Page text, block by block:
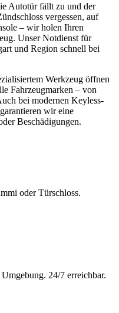
Autotür fällt zu und der
vergessen, auf
– wir holen Ihren
Unser Notdienst für
und Region schnell bei
Werkzeug öffnen
Fahrzeugmarken – von
bei modernen Keyless-
wir eine
Beschädigungen.
oder Türschloss.
24/7 erreichbar.